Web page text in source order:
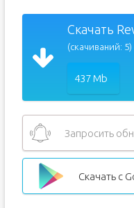
Скачать
(скачиваний: 5)
437 Mb
Запросить
Скачать с